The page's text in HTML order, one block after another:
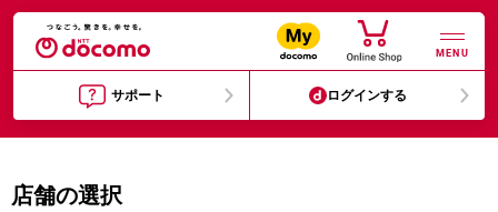
MENU
サポート ログインする
店舗の選択